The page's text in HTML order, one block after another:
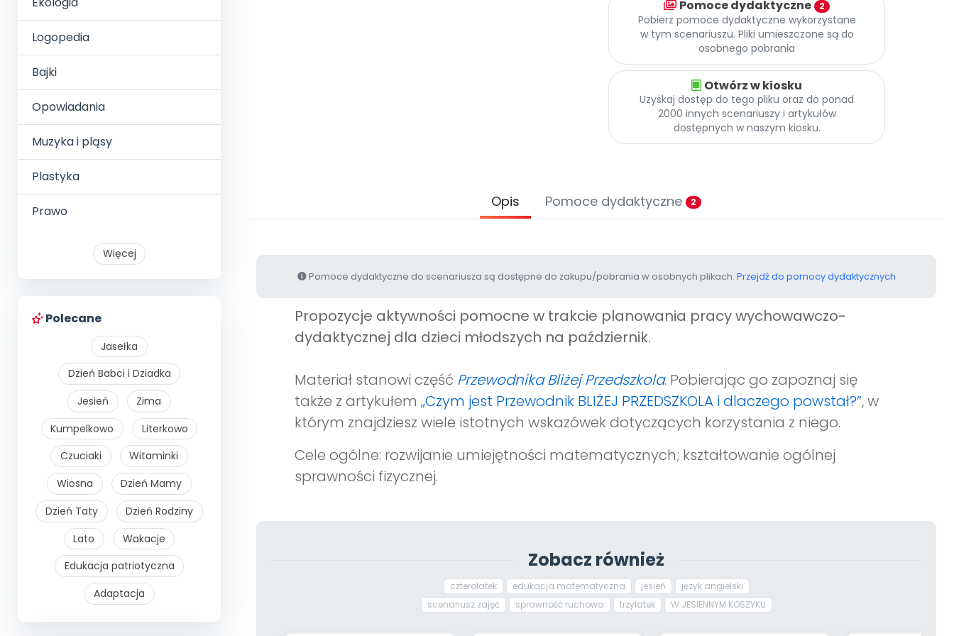
Logopedia
Bajki
Opowiadania
Muzyka i pląsy
Plastyka
Prawo
Więcej
Polecane
Jasełka
Dzień Babci i Dziadka
Jesień
Zima
Kumpelkowo
Literkowo
Czuciaki
Witaminki
Wiosna
Dzień Mamy
Dzień Taty
Dzień Rodziny
Lato
Wakacje
Edukacja patriotyczna
Adaptacja
Pomoce dydaktyczne 2
Pobierz pomoce dydaktyczne wykorzystane
w tym scenariuszu. Pliki umieszczone są do
osobnego pobrania
Otwórz w kiosku
Uzyskaj dostęp do tego pliku oraz do ponad
2000 innych scenariuszy i artykułów
dostępnych w naszym kiosku.
Opis Pomoce dydaktyczne 2
Pomoce dydaktyczne do scenariusza są dostępne do zakupu/pobrania w osobnych plikach. Przejdź do pomocy dydaktycznych
Propozycje aktywności pomocne w trakcie planowania pracy wychowawczo-
dydaktycznej dla dzieci młodszych na październik.
Materiał stanowi część Przewodnika Bliżej Przedszkola. Pobierając go zapoznaj się
także z artykułem „Czym jest Przewodnik BLIŻEJ PRZEDSZKOLA i dlaczego powstał?”, w
którym znajdziesz wiele istotnych wskazówek dotyczących korzystania z niego.
Cele ogólne: rozwijanie umiejętności matematycznych; kształtowanie ogólnej
sprawności fizycznej.
Zobacz również
czterolatek edukacja matematyczna jesień
język angielski
scenariusz zajęć
sprawność ruchowa trzylatek W JESIENNYM KOSZYKU